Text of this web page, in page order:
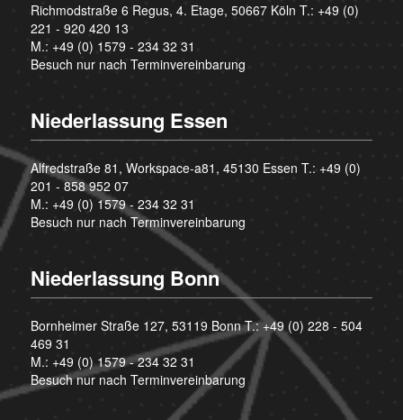
Richmodstraße 6 Regus, 4. Etage, 50667 Köln T.: +49 (0)
221 - 920 420 13
M.: +49 (0) 1579 - 234 32 31
Besuch nur nach Terminvereinbarung
Niederlassung Essen
Alfredstraße 81, Workspace-a81, 45130 Essen T.: +49 (0)
201 - 858 952 07
M.: +49 (0) 1579 - 234 32 31
Besuch nur nach Terminvereinbarung
Niederlassung Bonn
Bornheimer Straße 127, 53119 Bonn T.:+49 (0) 228 - 504
469 31
M.: +49 (0) 1579 - 234 32 31
Besuch nur nach Terminvereinbarung